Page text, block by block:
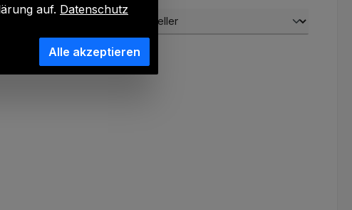
auf. Datenschutz
Alle akzeptieren